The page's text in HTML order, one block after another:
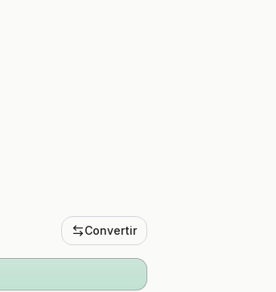
Convertir